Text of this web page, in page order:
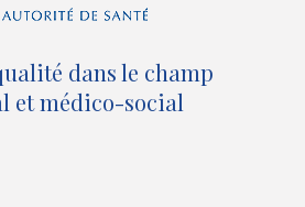
(
n
o
n
o
u
(
n
o
dans le champ
et médico-social